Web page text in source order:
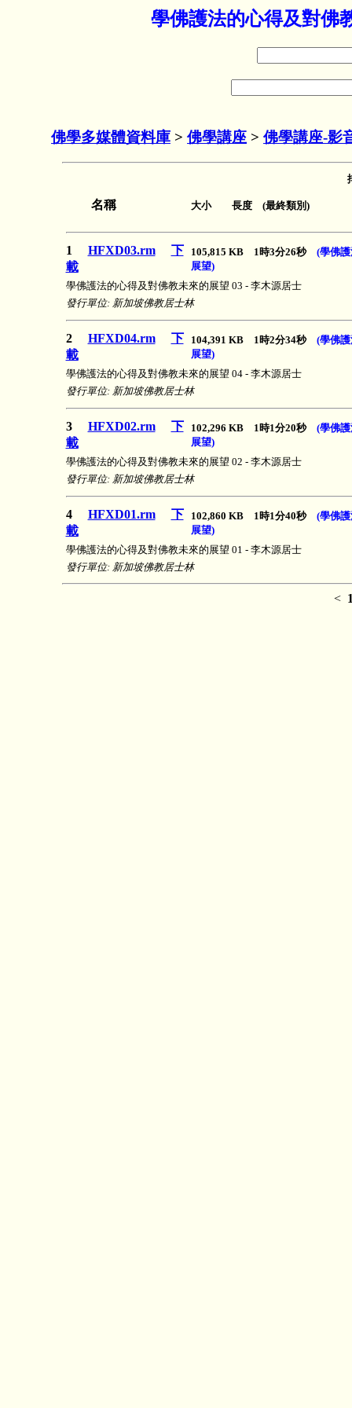
學佛護法的心得及對佛
佛學多媒體資料庫 > 佛學講座 > 佛學講座-影
名稱 大小 長度 (最終類別)
1 HFXD03.rm
下
載
105,815 KB 1時3分26秒 (學佛
展望)
學佛護法的心得及對佛教未來的展望 03 - 李木源居士
發行單位: 新加坡佛教居士林
2 HFXD04.rm
下
載
104,391 KB 1時2分34秒 (學佛
展望)
學佛護法的心得及對佛教未來的展望 04 - 李木源居士
發行單位: 新加坡佛教居士林
3 HFXD02.rm
下
載
102,296 KB 1時1分20秒 (學佛
展望)
學佛護法的心得及對佛教未來的展望 02 - 李木源居士
發行單位: 新加坡佛教居士林
4 HFXD01.rm
下
載
102,860 KB 1時1分40秒 (學佛
展望)
學佛護法的心得及對佛教未來的展望 01 - 李木源居士
發行單位: 新加坡佛教居士林
<